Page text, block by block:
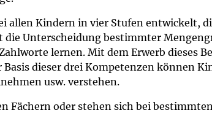
allen Kindern in vier Stufen entwickelt,
Unterscheidung bestimmter
lernen. Mit dem Erwerb dieses
dieser drei Kompetenzen können
usw. verstehen.
Fächern oder stehen sich bei